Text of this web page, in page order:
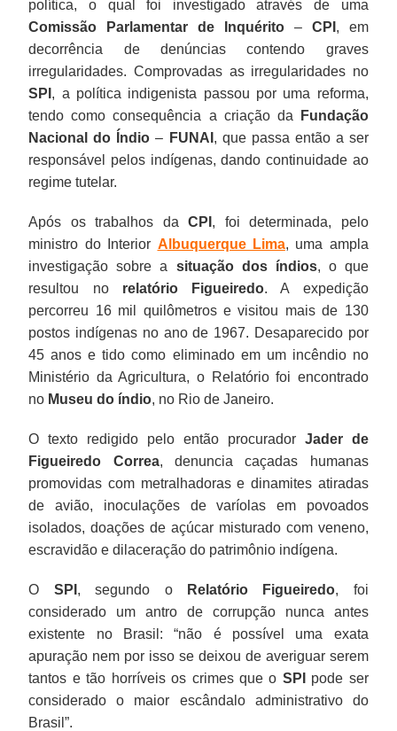
política, o qual foi investigado através de uma
Comissão Parlamentar de Inquérito – CPI , em
decorrência de denúncias contendo graves
irregularidades. Comprovadas as irregularidades no
SPI , a política indigenista passou por uma reforma,
tendo como consequência a criação da
Fundação
Nacional do Índio – FUNAI , que passa então a ser
responsável pelos indígenas, dando continuidade ao
regime tutelar.
Após os trabalhos daCPI , foi determinada, pelo
ministro do Interior Albuquerque Lima, uma ampla
investigação sobre a situação dos índios, o que
resultou norelatório Figueiredo. A expedição
percorreu 16 mil quilômetros e visitou mais de 130
postos indígenas no ano de 1967. Desaparecido por
45 anos e tido como eliminado em um incêndio no
Ministério da Agricultura, o Relatório foi encontrado
no Museu do índio, no Rio de Janeiro.
O texto redigido pelo então procurador Jader de
Figueiredo Correa, denuncia caçadas humanas
promovidas com metralhadoras e dinamites atiradas
de avião, inoculações de varíolas em povoados
isolados, doações de açúcar misturado com veneno,
escravidão e dilaceração do patrimônio indígena.
O SPI , segundo o Relatório Figueiredo, foi
considerado um antro de corrupção nunca antes
existente no Brasil: “não é possível uma exata
apuração nem por isso se deixou de averiguar serem
tantos e tão horríveis os crimes que o SPI
pode ser
considerado o maior escândalo administrativo do
Brasil”.